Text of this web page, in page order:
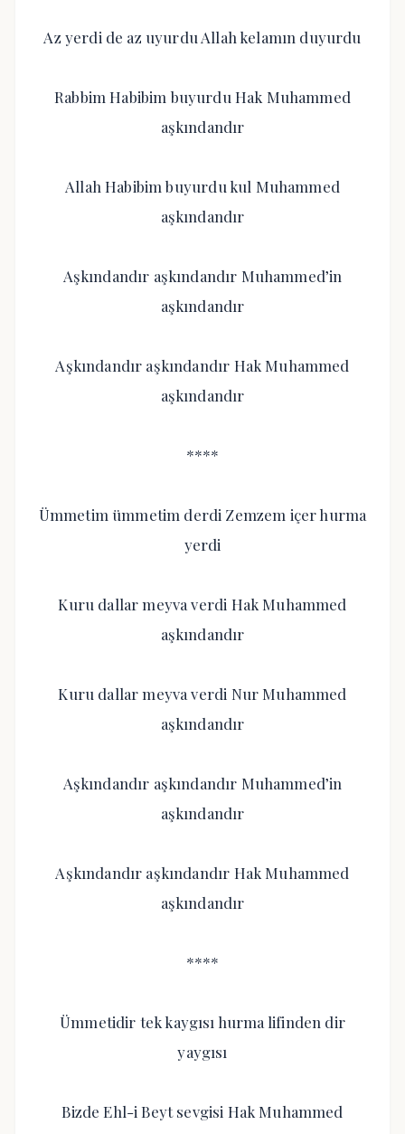
Az yerdi de az uyurdu Allah kelamın duyurdu
Rabbim Habibim buyurdu Hak Muhammed
aşkındandır
Allah Habibim buyurdu kul Muhammed
aşkındandır
Aşkındandır aşkındandır Muhammed’in
aşkındandır
Aşkındandır aşkındandır Hak Muhammed
aşkındandır
****
Ümmetim ümmetim derdi Zemzem içer hurma
yerdi
Kuru dallar meyva verdi Hak Muhammed
aşkındandır
Kuru dallar meyva verdi Nur Muhammed
aşkındandır
Aşkındandır aşkındandır Muhammed’in
aşkındandır
Aşkındandır aşkındandır Hak Muhammed
aşkındandır
****
Ümmetidir tek kaygısı hurma lifinden dir
yaygısı
Bizde Ehl-i Beyt sevgisi Hak Muhammed